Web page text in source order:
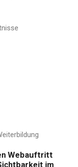
Webauftritt
im